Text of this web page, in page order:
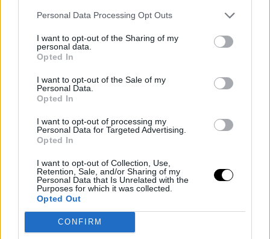
Personal Data Processing Opt Outs
I want to opt-out of the Sharing of my
personal data.
Opted In
I want to opt-out of the Sale of my
Personal Data.
Opted In
I want to opt-out of processing my
Personal Data for Targeted Advertising.
Opted In
I want to opt-out of Collection, Use,
Retention, Sale, and/or Sharing of my
Personal Data that Is Unrelated with the
Purposes for which it was collected.
Opted Out
CONFIRM
PEOPLE AND STYLE
Η Μαριέττα Χρουσαλά μοιράζεται στιγμές από τη
ζωή της πριν από δέκα χρόνια στο Λος Άντζελες
με την οικογένειά της
CELEBRITIES ⸻16 JAN 2026